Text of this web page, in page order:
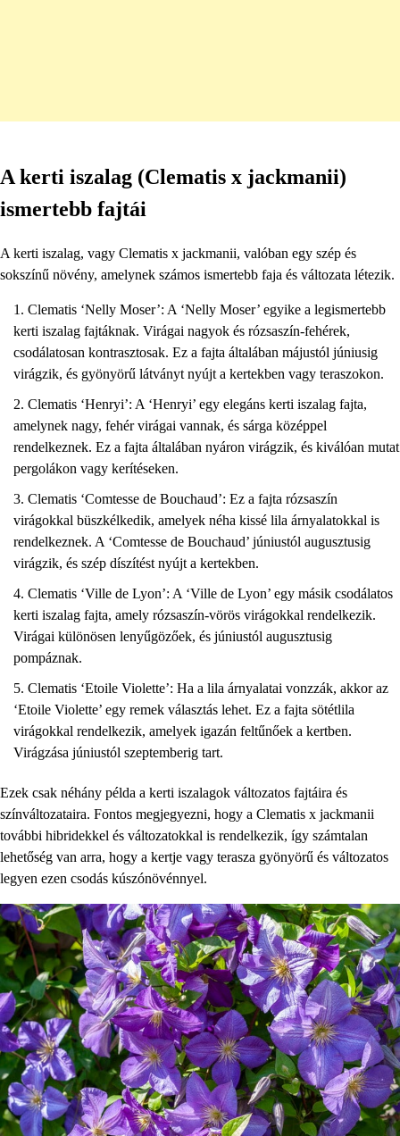
A kerti iszalag (Clematis x jackmanii)
ismertebb fajtái
A kerti iszalag, vagy Clematis x jackmanii, valóban egy szép és
sokszínű növény, amelynek számos ismertebb faja és változata létezik.
Clematis ‘Nelly Moser’: A ‘Nelly Moser’ egyike a legismertebb
kerti iszalag fajtáknak. Virágai nagyok és rózsaszín-fehérek,
csodálatosan kontrasztosak. Ez a fajta általában májustól júniusig
virágzik, és gyönyörű látványt nyújt a kertekben vagy teraszokon.
Clematis ‘Henryi’: A ‘Henryi’ egy elegáns kerti iszalag fajta,
amelynek nagy, fehér virágai vannak, és sárga középpel
rendelkeznek. Ez a fajta általában nyáron virágzik, és kiválóan mutat
pergolákon vagy kerítéseken.
Clematis ‘Comtesse de Bouchaud’: Ez a fajta rózsaszín
virágokkal büszkélkedik, amelyek néha kissé lila árnyalatokkal is
rendelkeznek. A ‘Comtesse de Bouchaud’ júniustól augusztusig
virágzik, és szép díszítést nyújt a kertekben.
Clematis ‘Ville de Lyon’: A ‘Ville de Lyon’ egy másik csodálatos
kerti iszalag fajta, amely rózsaszín-vörös virágokkal rendelkezik.
Virágai különösen lenyűgözőek, és júniustól augusztusig
pompáznak.
Clematis ‘Etoile Violette’: Ha a lila árnyalatai vonzzák, akkor az
‘Etoile Violette’ egy remek választás lehet. Ez a fajta sötétlila
virágokkal rendelkezik, amelyek igazán feltűnőek a kertben.
Virágzása júniustól szeptemberig tart.
Ezek csak néhány példa a kerti iszalagok változatos fajtáira és
színváltozataira. Fontos megjegyezni, hogy a Clematis x jackmanii
további hibridekkel és változatokkal is rendelkezik, így számtalan
lehetőség van arra, hogy a kertje vagy terasza gyönyörű és változatos
legyen ezen csodás kúszónövénnyel.